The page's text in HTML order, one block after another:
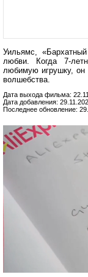
Уильямс,
любви. Когда 7-
любимую игрушку, он
волшебства.
Дата выхода фильма:
Дата добавления:
Последнее обновление: